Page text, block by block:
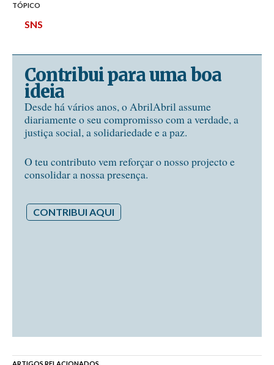
TÓPICO
SNS
Contribui para uma boa
ideia
Desde há vários anos, o AbrilAbril assume
diariamente o seu compromisso com a verdade, a
justiça social, a solidariedade e a paz.
O teu contributo vem reforçar o nosso projecto e
consolidar a nossa presença.
CONTRIBUI AQUI